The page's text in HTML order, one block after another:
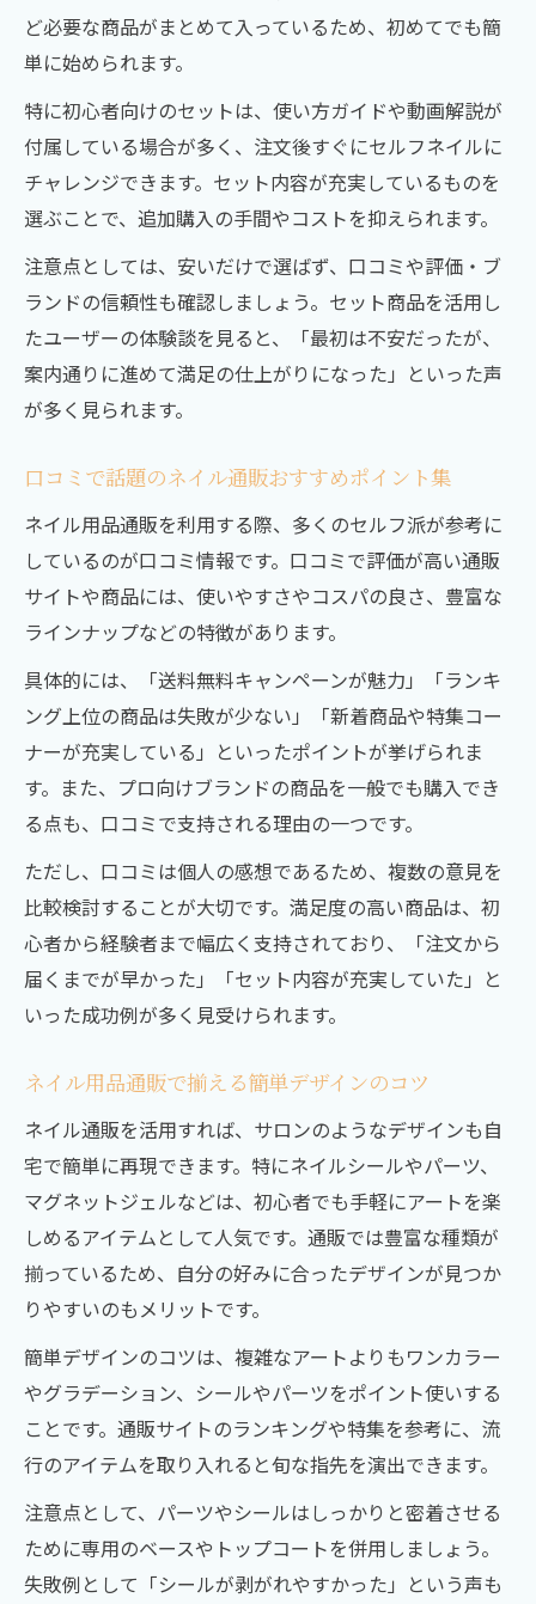
ど必要な商品がまとめて入っているため、初めてでも簡
単に始められます。
特に初心者向けのセットは、使い方ガイドや動画解説が
付属している場合が多く、注文後すぐにセルフネイルに
チャレンジできます。セット内容が充実しているものを
選ぶことで、追加購入の手間やコストを抑えられます。
注意点としては、安いだけで選ばず、口コミや評価・ブ
ランドの信頼性も確認しましょう。セット商品を活用し
たユーザーの体験談を見ると、「最初は不安だったが、
案内通りに進めて満足の仕上がりになった」といった声
が多く見られます。
口コミで話題のネイル通販おすすめポイント集
ネイル用品通販を利用する際、多くのセルフ派が参考に
しているのが口コミ情報です。口コミで評価が高い通販
サイトや商品には、使いやすさやコスパの良さ、豊富な
ラインナップなどの特徴があります。
具体的には、「送料無料キャンペーンが魅力」「ランキ
ング上位の商品は失敗が少ない」「新着商品や特集コー
ナーが充実している」といったポイントが挙げられま
す。また、プロ向けブランドの商品を一般でも購入でき
る点も、口コミで支持される理由の一つです。
ただし、口コミは個人の感想であるため、複数の意見を
比較検討することが大切です。満足度の高い商品は、初
心者から経験者まで幅広く支持されており、「注文から
届くまでが早かった」「セット内容が充実していた」と
いった成功例が多く見受けられます。
ネイル用品通販で揃える簡単デザインのコツ
ネイル通販を活用すれば、サロンのようなデザインも自
宅で簡単に再現できます。特にネイルシールやパーツ、
マグネットジェルなどは、初心者でも手軽にアートを楽
しめるアイテムとして人気です。通販では豊富な種類が
揃っているため、自分の好みに合ったデザインが見つか
りやすいのもメリットです。
簡単デザインのコツは、複雑なアートよりもワンカラー
やグラデーション、シールやパーツをポイント使いする
ことです。通販サイトのランキングや特集を参考に、流
行のアイテムを取り入れると旬な指先を演出できます。
注意点として、パーツやシールはしっかりと密着させる
ために専用のベースやトップコートを併用しましょう。
失敗例として「シールが剥がれやすかった」という声も